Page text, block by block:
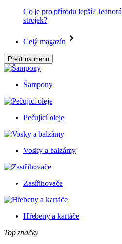
Co je pro přírodu lepší?
strojek?
Celý magazín
Přejít na menu
Šampony
Pečující oleje
Vosky a balzámy
Zastřihovače
Hřebeny a kartáče
Top značky